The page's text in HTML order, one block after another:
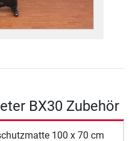
BX30 Zubehör
100 x 70 cm